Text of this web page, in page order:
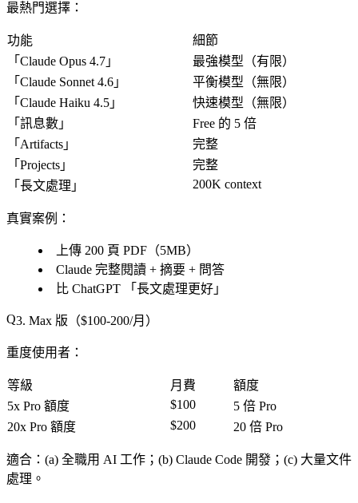
最熱門選擇 ：
功能
細節
「 Claude Opus 4.7 」
最強模型（有限）
「 Claude Sonnet 4.6 」
平衡模型（無限）
「 Claude Haiku 4.5 」
快速模型（無限）
「 訊息數 」
Free 的 5 倍
「 Artifacts 」
完整
「 Projects 」
完整
「 長文處理 」 200K context
真實案例 ：
上傳 200 頁 PDF（5MB）
Claude 完整閱讀 + 摘要 + 問答
比 ChatGPT 「 長文處理更好 」
3. Max 版（$100-200/月）
重度使用者 ：
等級 月費
額度
5x Pro 額度
$100
5 倍 Pro
20x Pro 額度
$200 20 倍 Pro
適合 ：(a) 全職用 AI 工作；(b) Claude Code 開發；(c) 大量文件
處理。